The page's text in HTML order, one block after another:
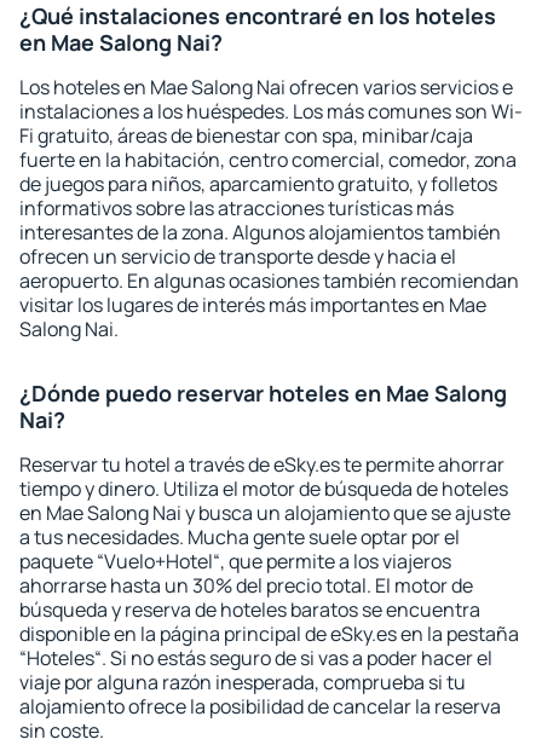
¿Qué instalaciones encontraré en los hoteles
en Mae Salong Nai?
Los hoteles en Mae Salong Nai ofrecen varios servicios e
instalaciones a los huéspedes. Los más comunes son Wi-
Fi gratuito, áreas de bienestar con spa, minibar/caja
fuerte en la habitación, centro comercial, comedor, zona
de juegos para niños, aparcamiento gratuito, y folletos
informativos sobre las atracciones turísticas más
interesantes de la zona. Algunos alojamientos también
ofrecen un servicio de transporte desde y hacia el
aeropuerto. En algunas ocasiones también recomiendan
visitar los lugares de interés más importantes en Mae
Salong Nai.
¿Dónde puedo reservar hoteles en Mae Salong
Nai?
Reservar tu hotel a través de eSky.es te permite ahorrar
tiempo y dinero. Utiliza el motor de búsqueda de hoteles
en Mae Salong Nai y busca un alojamiento que se ajuste
a tus necesidades. Mucha gente suele optar por el
paquete “Vuelo+Hotel“, que permite a los viajeros
ahorrarse hasta un 30% del precio total. El motor de
búsqueda y reserva de hoteles baratos se encuentra
disponible en la página principal de eSky.es en la pestaña
“Hoteles“. Si no estás seguro de si vas a poder hacer el
viaje por alguna razón inesperada, comprueba si tu
alojamiento ofrece la posibilidad de cancelar la reserva
sin coste.